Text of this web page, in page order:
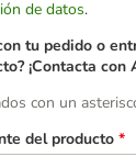
de datos.
tu pedido o
¡Contacta
con un
del producto *